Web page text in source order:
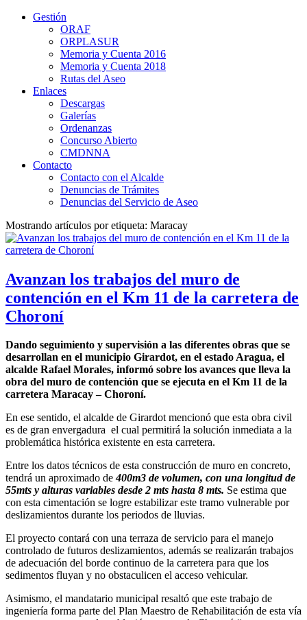
Gestión
ORAF
ORPLASUR
Memoria y Cuenta 2016
Memoria y Cuenta 2018
Rutas del Aseo
Enlaces
Descargas
Galerías
Ordenanzas
Concurso Abierto
CMDNNA
Contacto
Contacto con el Alcalde
Denuncias de Trámites
Denuncias del Servicio de Aseo
Mostrando artículos por etiqueta: Maracay
Avanzan los trabajos del muro de
contención en el Km 11 de la carretera de
Choroní
Dando seguimiento y supervisión a las diferentes obras que se
desarrollan en el municipio Girardot, en el estado Aragua, el
alcalde Rafael Morales, informó sobre los avances que lleva la
obra del muro de contención que se ejecuta en el Km 11 de la
carretera Maracay – Choroní.
En ese sentido, el alcalde de Girardot mencionó que esta obra civil
es de gran envergadura el cual permitirá la solución inmediata a la
problemática histórica existente en esta carretera.
Entre los datos técnicos de esta construcción de muro en concreto,
tendrá un aproximado de400m3 de volumen, con una longitud de
55mts y alturas variables desde 2 mts hasta 8 mts. Se estima que
con esta cimentación se logre estabilizar este tramo vulnerable por
deslizamientos durante los periodos de lluvias.
El proyecto contará con una terraza de servicio para el manejo
controlado de futuros deslizamientos, además se realizarán trabajos
de adecuación del borde continuo de la carretera para que los
sedimentos fluyan y no obstaculicen el acceso vehicular.
Asimismo, el mandatario municipal resaltó que este trabajo de
ingeniería forma parte del Plan Maestro de Rehabilitación de esta vía